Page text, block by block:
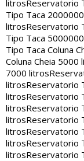
litrosReservatorio
Tipo Taca
litrosReservatorio
Tipo Taca
Tipo Taca Coluna
Coluna Cheia 5000
7000 litros
litrosReservatorio
litrosReservatorio
litrosReservatorio
litrosReservatorio
litrosReservatorio
litrosReservatorio
litrosReservatorio